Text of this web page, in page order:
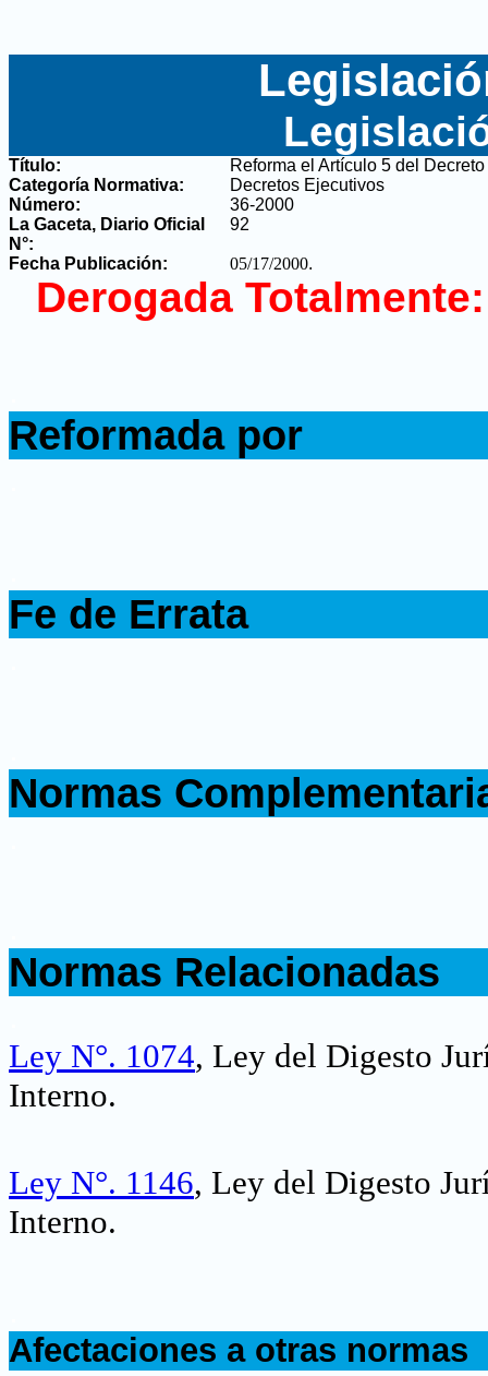
Título:
Reforma el Artículo 5 del
Categoría Normativa:
Decretos Ejecutivos
Número:
36-2000
La Gaceta, Diario Oficial
N°:
92
Fecha Publicación: 05/17/2000.
Derogada Totalmente:
Reformada por
Fe de Errata
Normas
Normas Relacionadas
Ley N°. 1074, Ley del Digesto
Interno.
Ley N°. 1146, Ley del Digesto
Interno.
Afectaciones a otras normas